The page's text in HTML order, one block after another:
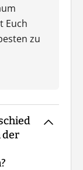
Euch
zu
der